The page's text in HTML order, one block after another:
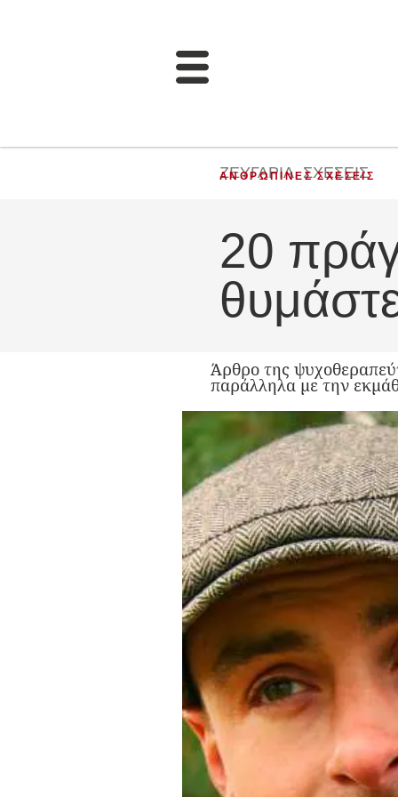
ΖΕΥΓΆΡΙΑ,ΣΧΈΣΕΙΣ
ΑΝΘΡΏΠΙΝΕΣ ΣΧΈΣΕΙΣ
20
Άρθρο της
παράλληλα με την